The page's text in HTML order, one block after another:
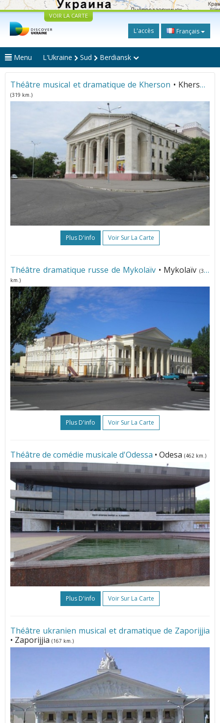
VOIR LA CARTE
L'accès Français
Menu L'Ukraine Sud Berdiansk
Théâtre musical et dramatique de Kherson • Kherson
(319 km.)
Plus D'info Voir Sur La Carte
Théâtre dramatique russe de Mykolaïv • Mykolaïv(365
km.)
Plus D'info Voir Sur La Carte
Théâtre de comédie musicale d'Odessa • Odesa (462 km.)
Plus D'info Voir Sur La Carte
Théâtre ukranien musical et dramatique de Zaporijjia
• Zaporijjia (167 km.)